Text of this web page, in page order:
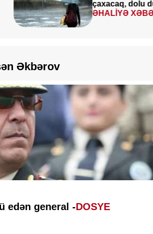
çaxacaq, dolu düşəcək —
ƏHALİYƏ XƏBƏRDARLIQ
Əkbərov
edən general -DOSYE